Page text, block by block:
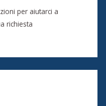
per aiutarci a
richiesta